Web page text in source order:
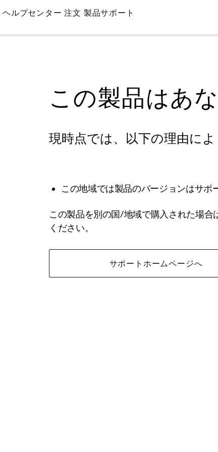
Skip
Main
ヘルプセンター 注文 製品サポート
この製品はあ
現時点では、以下の理由に
この地域では製品のバージョンはサポ
この製品を別の国/地域で購入された場合
ください。
サポートホームページへ